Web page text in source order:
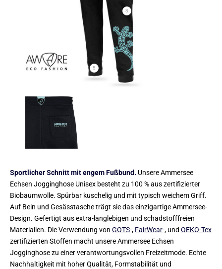
3
5
Sportlicher Schnitt mit engem Fußbund. Unsere Ammersee
Echsen Jogginghose Unisex besteht zu 100 % aus zertifizierter
Biobaumwolle. Spürbar kuschelig und mit typisch weichem Griff.
Auf Bein und Gesässtasche trägt sie das einzigartige Ammersee-
Design. Gefertigt aus extra-langlebigen und schadstofffreien
Materialien. Die Verwendung von GOTS-, FairWear-, und OEKO-Tex
zertifizierten Stoffen macht unsere Ammersee Echsen
Jogginghose zu einer verantwortungsvollen Freizeitmode. Echte
Nachhaltigkeit mit hoher Qualität, Formstabilität und